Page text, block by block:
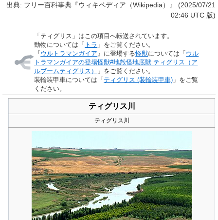
出典: フリー百科事典『ウィキペディア（Wikipedia）』 (2025/07/21
02:46 UTC 版)
「 ティグリス 」はこの項目へ転送されています。
動物については「 トラ 」をご覧ください。
『ウルトラマンガイア 』に登場する怪獣については「 ウル
トラマンガイアの登場怪獣#地殻怪地底獣 ティグリス（ア
ルブームティグリス）
」をご覧ください。
装輪装甲車については「 ティグリス (装輪装甲車) 」をご覧
ください。
ティグリス川
ティグリス川